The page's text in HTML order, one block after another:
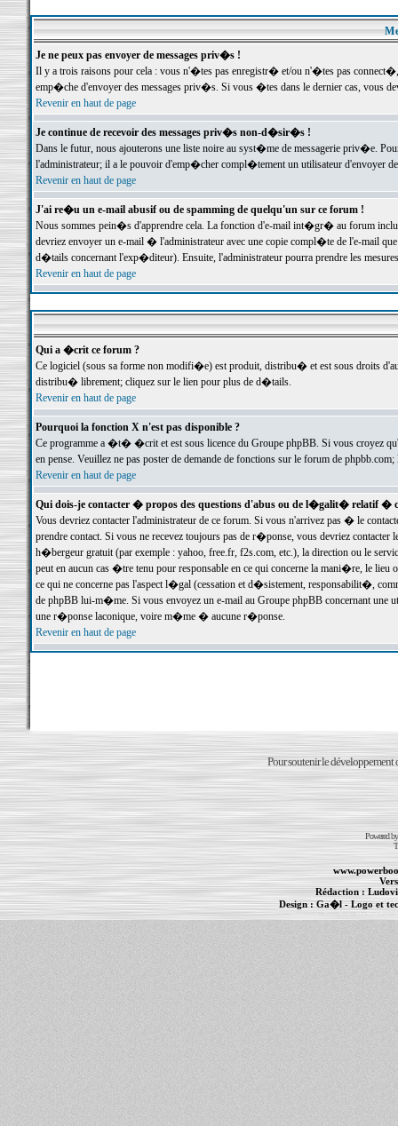
Je ne peux pas envoyer de messages priv�s !
Il y a trois raisons pour cela : vous n'�tes pas enregistr� et/ou n'�tes pas
emp�che d'envoyer des messages priv�s. Si vous �tes dans le dernier cas, vous
Revenir en haut de page
Je continue de recevoir des messages priv�s non-d�sir�s !
Dans le futur, nous ajouterons une liste noire au syst�me de messagerie priv�e.
l'administrateur; il a le pouvoir d'emp�cher compl�tement un utilisateur d'envoyer
Revenir en haut de page
J'ai re�u un e-mail abusif ou de spamming de quelqu'un sur ce forum !
Nous sommes pein�s d'apprendre cela. La fonction d'e-mail int�gr� au forum inclut
devriez envoyer un e-mail � l'administrateur avec une copie compl�te de l'e-mail
d�tails concernant l'exp�diteur). Ensuite, l'administrateur pourra prendre les
Revenir en haut de page
Qui a �crit ce forum ?
Ce logiciel (sous sa forme non modifi�e) est produit, distribu� et est sous droits
distribu� librement; cliquez sur le lien pour plus de d�tails.
Revenir en haut de page
Pourquoi la fonction X n'est pas disponible ?
Ce programme a �t� �crit et est sous licence du Groupe phpBB. Si vous croyez
en pense. Veuillez ne pas poster de demande de fonctions sur le forum de
Revenir en haut de page
Qui dois-je contacter � propos des questions d'abus ou de l�galit� relatif �
Vous devriez contacter l'administrateur de ce forum. Si vous n'arrivez pas � le
prendre contact. Si vous ne recevez toujours pas de r�ponse, vous devriez
h�bergeur gratuit (par exemple : yahoo, free.fr, f2s.com, etc.), la direction ou le
peut en aucun cas �tre tenu pour responsable en ce qui concerne la mani�re, le
ce qui ne concerne pas l'aspect l�gal (cessation et d�sistement, responsabilit�,
de phpBB lui-m�me. Si vous envoyez un e-mail au Groupe phpBB concernant une
une r�ponse laconique, voire m�me � aucune r�ponse.
Revenir en haut de page
Pour soutenir le développement
Powered
Rédaction :
Design :Ga�l- Logo et
Informations :